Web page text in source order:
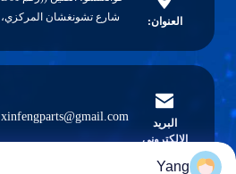
العنوان:
شارع تشونغشان المركزي،
البريد
الإلكتروني
xinfengparts@gmail.com
Yang